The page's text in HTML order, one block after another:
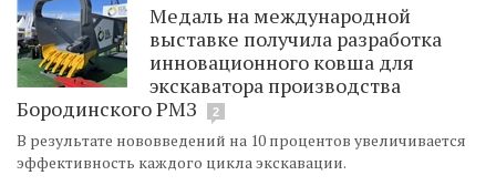
Медаль на международной
выставке получила разработка
инновационного ковша для
экскаватора производства
Бородинского РМЗ
2
В результате нововведений на 10 процентов увеличивается
эффективность каждого цикла экскавации.